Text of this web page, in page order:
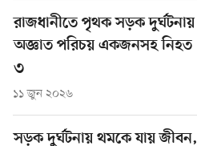
রাজধানীতে পৃথক সড়ক দুর্ঘটনায়
অজ্ঞাত পরিচয় একজনসহ নিহত
৩
১১ জুন ২০২৬
সড়ক দুর্ঘটনায় থমকে যায় জীবন,